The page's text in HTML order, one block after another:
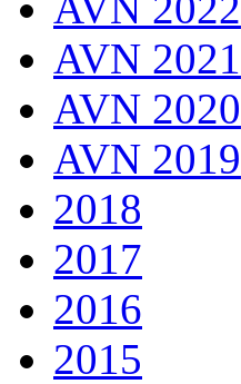
AVN 2021
AVN 2020
AVN 2019
2018
2017
2016
2015